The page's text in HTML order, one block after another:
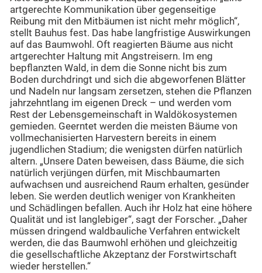
artgerechte Kommunikation über gegenseitige
Reibung mit den Mitbäumen ist nicht mehr möglich“,
stellt Bauhus fest. Das habe langfristige Auswirkungen
auf das Baumwohl. Oft reagierten Bäume aus nicht
artgerechter Haltung mit Angstreisern. Im eng
bepflanzten Wald, in dem die Sonne nicht bis zum
Boden durchdringt und sich die abgeworfenen Blätter
und Nadeln nur langsam zersetzen, stehen die Pflanzen
jahrzehntlang im eigenen Dreck – und werden vom
Rest der Lebensgemeinschaft in Waldökosystemen
gemieden. Geerntet werden die meisten Bäume von
vollmechanisierten Harvestern bereits in einem
jugendlichen Stadium; die wenigsten dürfen natürlich
altern. „Unsere Daten beweisen, dass Bäume, die sich
natürlich verjüngen dürfen, mit Mischbaumarten
aufwachsen und ausreichend Raum erhalten, gesünder
leben. Sie werden deutlich weniger von Krankheiten
und Schädlingen befallen. Auch ihr Holz hat eine höhere
Qualität und ist langlebiger“, sagt der Forscher. „Daher
müssen dringend waldbauliche Verfahren entwickelt
werden, die das Baumwohl erhöhen und gleichzeitig
die gesellschaftliche Akzeptanz der Forstwirtschaft
wieder herstellen.“